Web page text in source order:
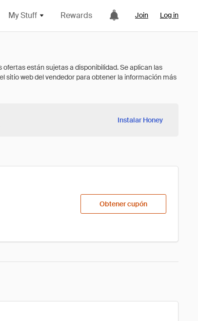
My Stuff Rewards Join Log in
Instalar Honey
Obtener cupón